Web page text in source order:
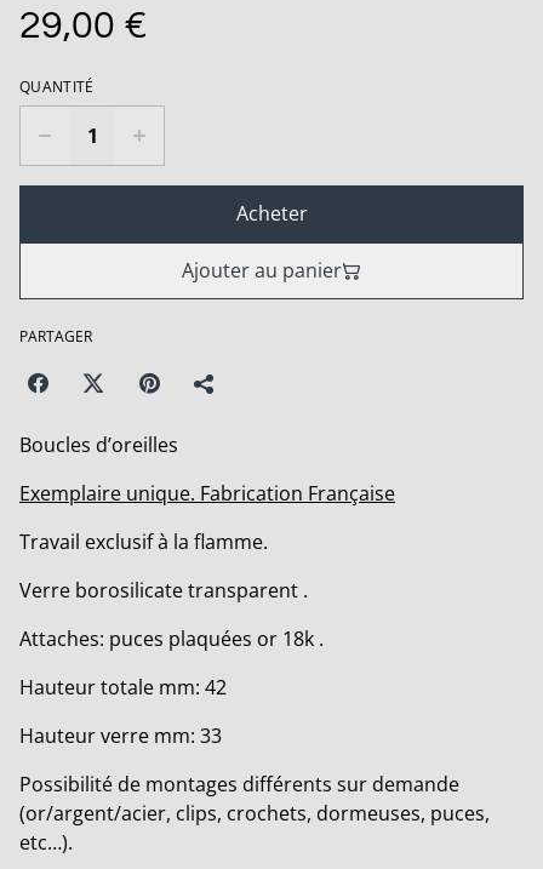
29,00 €
QUANTITÉ
Acheter
Ajouter au panier
PARTAGER
Boucles d’oreilles
Exemplaire unique. Fabrication Française
Travail exclusif à la flamme.
Verre borosilicate transparent .
Attaches: puces plaquées or 18k .
Hauteur totale mm: 42
Hauteur verre mm: 33
Possibilité de montages différents sur demande
(or/argent/acier, clips, crochets, dormeuses, puces,
etc…).